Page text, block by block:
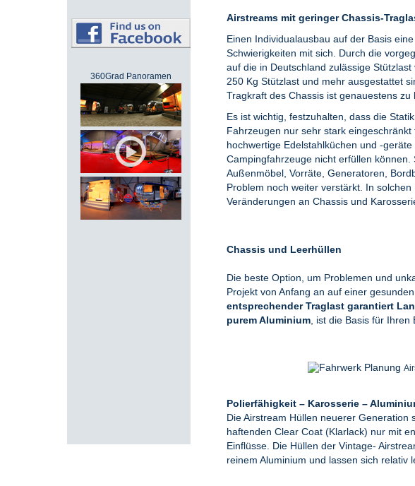
360Grad Panoramen
Airstreams mit geringer Chassis-
Einen Individualausbau auf der Basis
Schwierigkeiten mit sich. Durch die
auf die in Deutschland zulässige
250 Kg Stützlast und mehr ausgestattet
Tragkraft des Chassis ist genauestens zu
Es ist wichtig, festzuhalten, dass die
Fahrzeugen nur sehr stark
hochwertige Edelstahlküchen und -
Campingfahrzeuge nicht erfüllen können.
Außenmöbel, Vorräte, Generatoren,
Problem noch weiter verstärkt. In
Veränderungen an Chassis und
Chassis und Leerhüllen
Die beste Option, um Problemen und
Projekt von Anfang an auf einer
entsprechender Traglast garantiert
purem Aluminium , ist die Basis für Ihren
Polierfähigkeit – Karosserie –
Die Airstream Hüllen neuerer
haftenden Clear Coat (Klarlack) nur mit
Einflüsse. Die Hüllen der Vintage-
reinem Aluminium und lassen sich relativ